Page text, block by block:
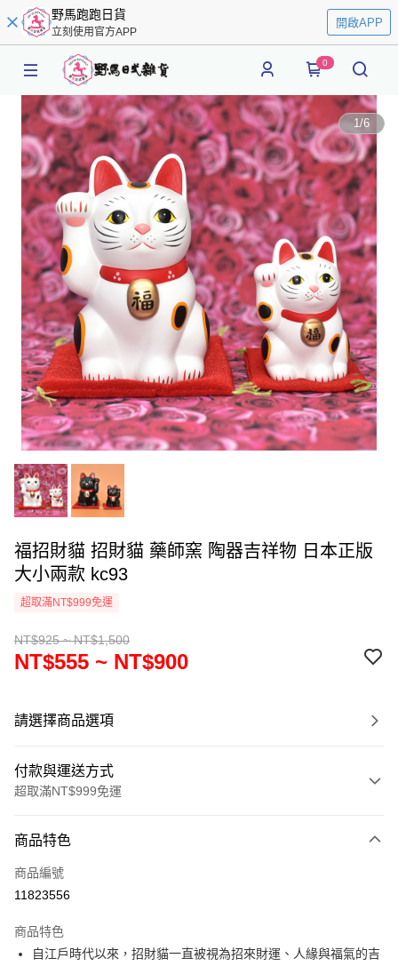
野馬跑跑日貨
立刻使用官方APP
開啟APP
0
1/6
福招財貓 招財貓 藥師窯 陶器吉祥物 日本正版
大小兩款 kc93
超取滿NT$999免運
NT$925 ~ NT$1,500
NT$555 ~ NT$900
請選擇商品選項
付款與運送方式
超取滿NT$999免運
信用卡一次付款
信用卡分期付款
合作金庫商業銀行
華南商業銀行
彰化商業銀行
超商取貨付款
商品特色
商品編號
11823556
商品特色
自江戶時代以來，招財貓一直被視為招來財運、人緣與福氣的吉